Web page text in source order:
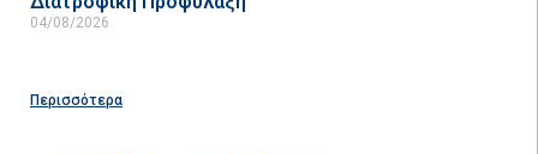
04/08/2026
Περισσότερα